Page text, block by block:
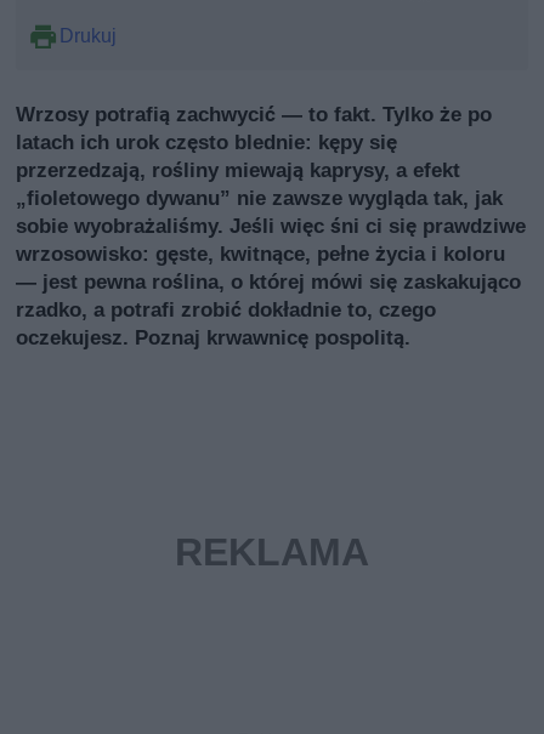
Drukuj
Wrzosy potrafią zachwycić — to fakt. Tylko że po
latach ich urok często blednie: kępy się
przerzedzają, rośliny miewają kaprysy, a efekt
„fioletowego dywanu” nie zawsze wygląda tak, jak
sobie wyobrażaliśmy. Jeśli więc śni ci się prawdziwe
wrzosowisko: gęste, kwitnące, pełne życia i koloru
— jest pewna roślina, o której mówi się zaskakująco
rzadko, a potrafi zrobić dokładnie to, czego
oczekujesz. Poznaj krwawnicę pospolitą.